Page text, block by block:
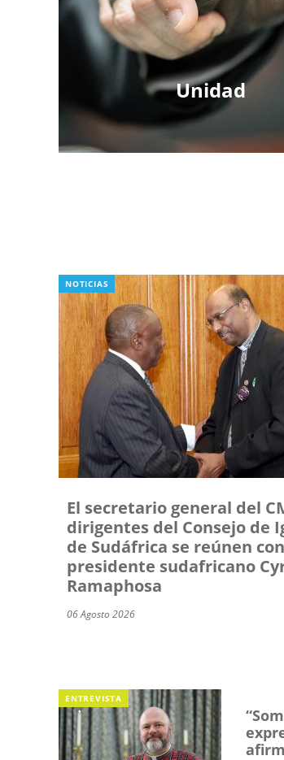
Unidad
NOTICIAS
El secretario general del
dirigentes del Consejo de
de Sudáfrica se reúnen
presidente sudafricano
Ramaphosa
06 Agosto 2026
ENTREVISTA